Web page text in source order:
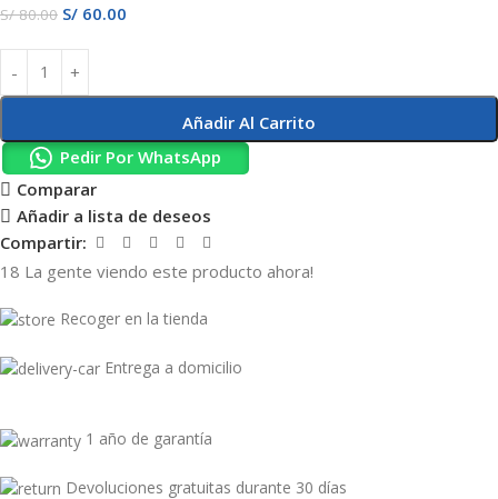
S/80.00 S/ 60.00
Añadir Al Carrito
Pedir Por WhatsApp
Comparar
Añadir a lista de deseos
Compartir:
18 La gente viendo este producto ahora!
Recoger en la tienda
Entrega a domicilio
1 año de garantía
Devoluciones gratuitas durante 30 días